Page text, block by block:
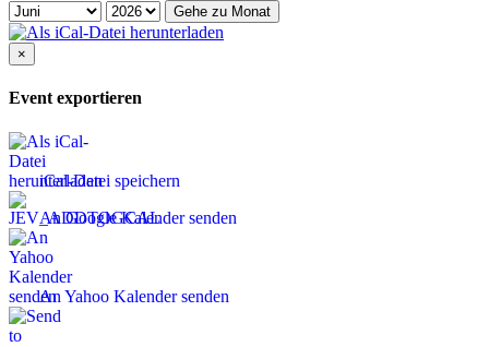
Gehe zu Monat
×
Event exportieren
iCal-Datei speichern
An Google Kalender senden
An Yahoo Kalender senden